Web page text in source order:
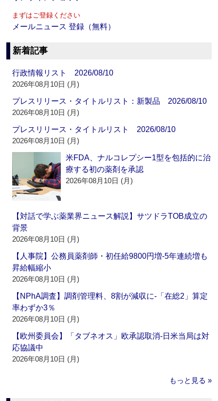
まずはご登録ください
メールニュース 登録（無料）
新着記事
行政情報リスト 2026/08/10
2026年08月10日 (月)
プレスリリース・タイトルリスト：新製品 2026/08/10
2026年08月10日 (月)
プレスリリース・タイトルリスト 2026/08/10
2026年08月10日 (月)
米FDA、ナルコレプシー1型を包括的に治
療する初の薬剤を承認
2026年08月10日 (月)
【対話で学ぶ薬業界ニュース解説】サツドラTOB成立の
背景
2026年08月10日 (月)
【人事院】公務員薬剤師・初任給9800円増‐5年連続増も
昇給幅縮小
2026年08月10日 (月)
【NPhA調査】調剤管理料、8割が減収に‐「在総2」算定
率わずか3％
2026年08月10日 (月)
【欧州委員会】「タブネオス」欧承認取消‐日米当局は対
応協議中
2026年08月10日 (月)
もっと見る »